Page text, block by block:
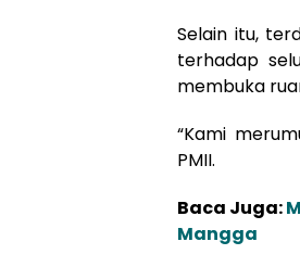
Selain itu,
terhadap
membuka
“Kami
PMII.
Baca Juga:
Mangga